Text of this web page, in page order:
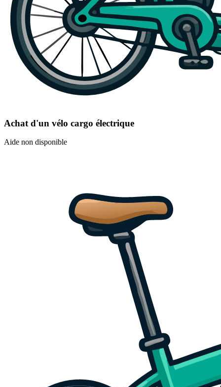
Achat d'un vélo cargo électrique
Aide non disponible